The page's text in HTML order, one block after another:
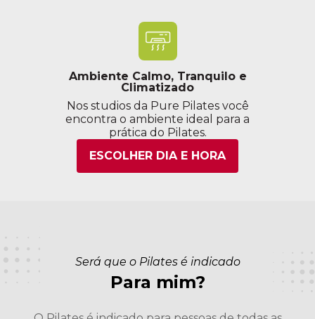
Ambiente Calmo, Tranquilo e
Climatizado
Nos studios da Pure Pilates você
encontra o ambiente ideal para a
prática do Pilates.
ESCOLHER DIA E HORA
Será que o Pilates é indicado
Para mim?